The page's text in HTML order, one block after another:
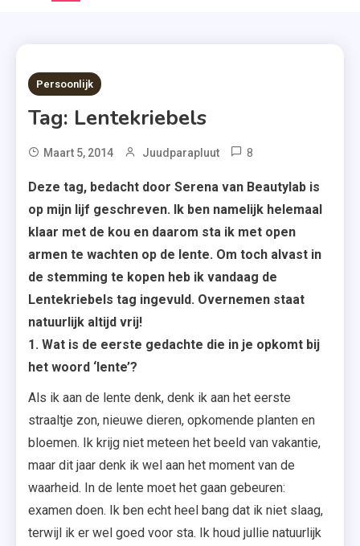
4 MINS READ
Persoonlijk
Tag: Lentekriebels
Maart 5, 2014 Juudparapluut 8
Deze tag, bedacht door Serena van Beautylab is
op mijn lijf geschreven. Ik ben namelijk helemaal
klaar met de kou en daarom sta ik met open
armen te wachten op de lente. Om toch alvast in
de stemming te kopen heb ik vandaag de
Lentekriebels tag ingevuld. Overnemen staat
natuurlijk altijd vrij!
1. Wat is de eerste gedachte die in je opkomt bij
het woord ‘lente’?
Als ik aan de lente denk, denk ik aan het eerste
straaltje zon, nieuwe dieren, opkomende planten en
bloemen. Ik krijg niet meteen het beeld van vakantie,
maar dit jaar denk ik wel aan het moment van de
waarheid. In de lente moet het gaan gebeuren:
examen doen. Ik ben echt heel bang dat ik niet slaag,
terwijl ik er wel goed voor sta. Ik houd jullie natuurlijk